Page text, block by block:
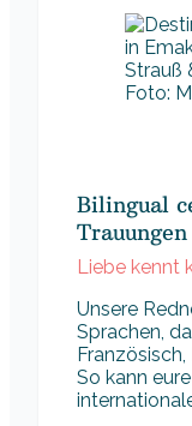
Foto:
Bilingual
Trauungen
Liebe kennt
Unsere
Sprachen,
So kann